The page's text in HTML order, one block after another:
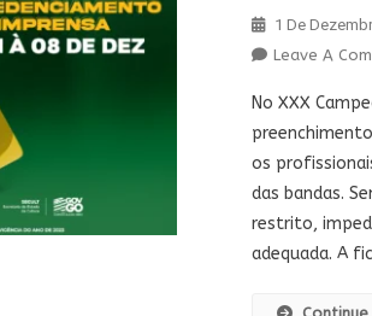
1 De
Leave A
No XXX
os
das bandas.
restrito,
adequada. A